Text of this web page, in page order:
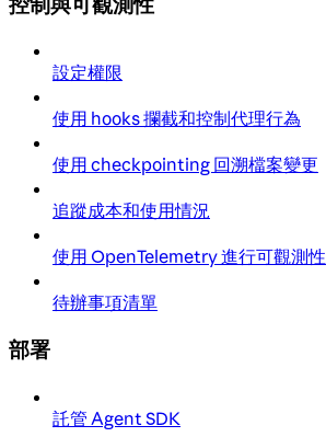
設定權限
使用 hooks 攔截和控制代理行為
使用 checkpointing 回溯檔案變更
追蹤成本和使用情況
使用 OpenTelemetry 進行可觀測性
待辦事項清單
部署
託管 Agent SDK